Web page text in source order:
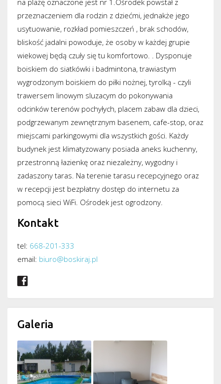
na plażę oznaczone jest nr 1.Ośrodek powstał z
przeznaczeniem dla rodzin z dziećmi, jednakże jego
usytuowanie, rozkład pomieszczeń , brak schodów,
bliskość jadalni powoduje, że osoby w każdej grupie
wiekowej będą czuły się tu komfortowo. . Dysponuje
boiskiem do siatkówki i badmintona, trawiastym
wygrodzonym boiskiem do piłki nożnej, tyrolką - czyli
trawersem linowym sluzacym do pokonywania
odcinków terenów pochyłych, placem zabaw dla dzieci,
podgrzewanym zewnętrznym basenem, cafe-stop, oraz
miejscami parkingowymi dla wszystkich gości. Każdy
budynek jest klimatyzowany posiada aneks kuchenny,
przestronną łazienkę oraz niezależny, wygodny i
zadaszony taras. Na terenie tarasu recepcyjnego oraz
w recepcji jest bezpłatny dostęp do internetu za
pomocą sieci WiFi. Ośrodek jest ogrodzony.
Kontakt
tel: 668-201-333
email: biuro@boskiraj.pl
Galeria